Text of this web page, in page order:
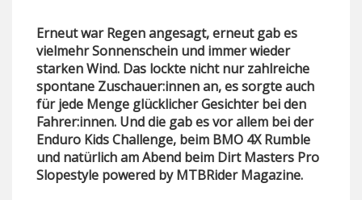
Erneut war Regen angesagt, erneut gab es
vielmehr Sonnenschein und immer wieder
starken Wind. Das lockte nicht nur zahlreiche
spontane Zuschauer:innen an, es sorgte auch
für jede Menge glücklicher Gesichter bei den
Fahrer:innen. Und die gab es vor allem bei der
Enduro Kids Challenge, beim BMO 4X Rumble
und natürlich am Abend beim Dirt Masters Pro
Slopestyle powered by MTBRider Magazine.